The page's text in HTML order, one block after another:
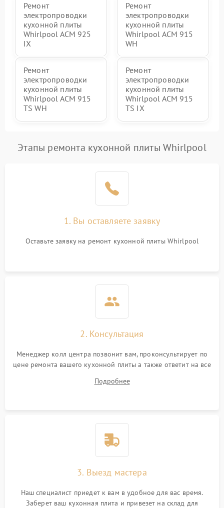
Ремонт
электропроводки
кухонной плиты
Whirlpool ACM 925
IX
Ремонт
электропроводки
кухонной плиты
Whirlpool ACM 915
WH
Ремонт
электропроводки
кухонной плиты
Whirlpool ACM 915
TS WH
Ремонт
электропроводки
кухонной плиты
Whirlpool ACM 915
TS IX
Этапы ремонта кухонной плиты Whirlpool
1. Вы оставляете заявку
Оставьте заявку на ремонт кухонной плиты Whirlpool
2. Консультация
Менеджер колл центра позвонит вам, проконсультирует по
цене ремонта вашего кухонной плиты а также ответит на все
Подробнее
3. Выезд мастера
Наш специалист приедет к вам в удобное для вас время.
Заберет ваш кухонная плита и привезет на склад для